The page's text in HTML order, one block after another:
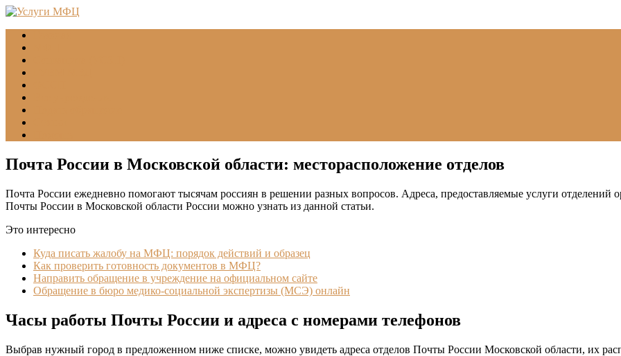
Почта России в Московской области: месторасположение отделов
Почта России ежедневно помогают тысячам россиян в решении разных вопросов. Адреса, предоставляемые услуги отделений
Почты России в Московской области России можно узнать из данной статьи.
Это интересно
Куда писать жалобу на МФЦ: порядок действий и образец
Как проверить готовность документов в МФЦ?
Направить обращение в учреждение на официальном сайте
Обращение в бюро медико-социальной экспертизы (МСЭ) онлайн
Часы работы Почты России и адреса с номерами телефонов
Выбрав нужный город в предложенном ниже списке, можно увидеть адреса отделов Почты России Московской области, их